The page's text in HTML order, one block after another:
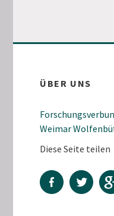
ÜBER UNS
Weimar
Diese Seite teilen